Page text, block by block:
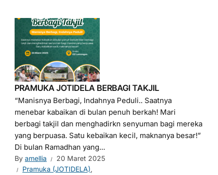
PRAMUKA JOTIDELA BERBAGI TAKJIL
“Manisnya Berbagi, Indahnya Peduli.. Saatnya
menebar kabaikan di bulan penuh berkah! Mari
berbagi takjil dan menghadirkn senyuman bagi mereka
yang berpuasa. Satu kebaikan kecil, maknanya besar!”
Di bulan Ramadhan yang...
By amellia
20 Maret 2025
Pramuka (JOTIDELA),